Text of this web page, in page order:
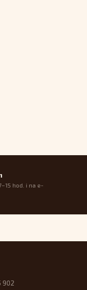
hod. i na e-
902